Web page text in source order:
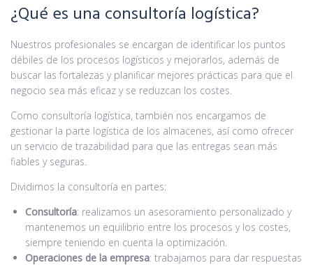
¿Qué es una consultoría logística?
Nuestros profesionales se encargan de identificar los puntos
débiles de los procesos logísticos y mejorarlos, además de
buscar las fortalezas y planificar mejores prácticas para que el
negocio sea más eficaz y se reduzcan los costes.
Como consultoría logística, también nos encargamos de
gestionar la parte logística de los almacenes, así como ofrecer
un servicio de trazabilidad para que las entregas sean más
fiables y seguras.
Dividimos la consultoría en partes:
Consultoría: realizamos un asesoramiento personalizado y
mantenemos un equilibrio entre los procesos y los costes,
siempre teniendo en cuenta la optimización.
Operaciones de la empresa: trabajamos para dar respuestas